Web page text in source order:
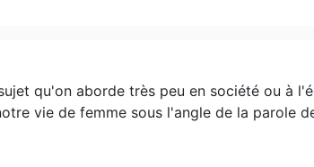
qu'on aborde très peu en société ou à
vie de femme sous l'angle de la parole